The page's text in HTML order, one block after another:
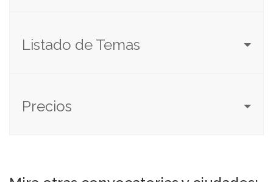
Listado de Temas
Precios